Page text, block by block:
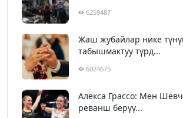
6259487
Жаш жубайлар нике
табышмактуу түрд...
6024675
Алекса Грассо: Мен
реванш берүү...